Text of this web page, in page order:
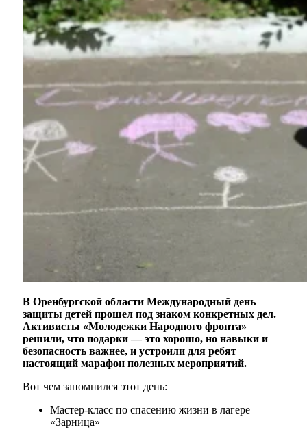
В Оренбургской области Международный день
защиты детей прошел под знаком конкретных дел.
Активисты «Молодежки Народного фронта»
решили, что подарки — это хорошо, но навыки и
безопасность важнее, и устроили для ребят
настоящий марафон полезных мероприятий.
Вот чем запомнился этот день:
Мастер-класс по спасению жизни в лагере
«Зарница»